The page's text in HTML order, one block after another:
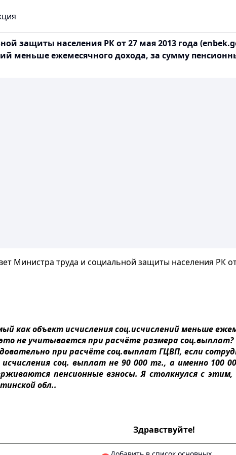
защиты населения РК от 27 мая 2013 года
меньше ежемесячного дохода, за сумму
труда и социальной защиты населения РК от
как объект исчисления соц.исчислений меньше
не учитывается при расчёте размера
при расчёте соц.выплат ГЦВП, если
соц. выплат не 90 000 тг., а именно 100
пенсионные взносы. Я столкнулся с
обл..
Здравствуйте!